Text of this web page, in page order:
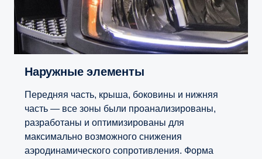
Наружные элементы
Передняя часть, крыша, боковины и нижняя
часть — все зоны были проанализированы,
разработаны и оптимизированы для
максимально возможного снижения
аэродинамического сопротивления. Форма